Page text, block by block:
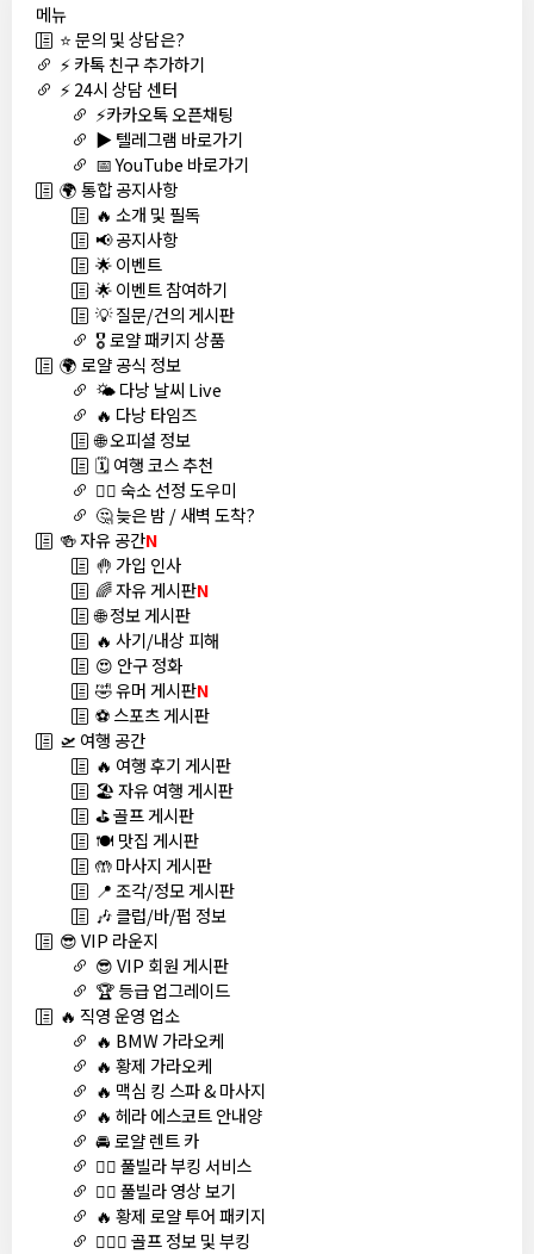
메뉴
⭐ 문의 및 상담은?
⚡ 카톡 친구 추가하기
⚡ 24시 상담 센터
⚡카카오톡 오픈채팅
▶️ 텔레그램 바로가기
📅 YouTube 바로가기
🌍 통합 공지사항
🔥 소개 및 필독
📢 공지사항
🌟 이벤트
🌟 이벤트 참여하기
💡 질문/건의 게시판
🎖️ 로얄 패키지 상품
🌍 로얄 공식 정보
🌤️ 다낭 날씨 Live
🔥 다낭 타임즈
🌐 오피셜 정보
🗓️ 여행 코스 추천
🏊‍♀️ 숙소 선정 도우미
🤔 늦은 밤 / 새벽 도착?
🍻 자유 공간N
🤚 가입 인사
🌈 자유 게시판N
🌐 정보 게시판
🔥 사기/내상 피해
😍 안구 정화
🤣 유머 게시판N
⚽ 스포츠 게시판
🛫 여행 공간
🔥 여행 후기 게시판
🏖️ 자유 여행 게시판
⛳ 골프 게시판
🍽️ 맛집 게시판
🤲 마사지 게시판
📍 조각/정모 게시판
🎶 클럽/바/펍 정보
😎 VIP 라운지
😎 VIP 회원 게시판
🏆 등급 업그레이드
🔥 직영 운영 업소
🔥 BMW 가라오케
🔥 황제 가라오케
🔥 맥심 킹 스파 & 마사지
🔥 헤라 에스코트 안내양
🚘 로얄 렌트 카
🏊‍♀️ 풀빌라 부킹 서비스
🏊‍♀️ 풀빌라 영상 보기
🔥 황제 로얄 투어 패키지
🏌🏻‍♂️ 골프 정보 및 부킹